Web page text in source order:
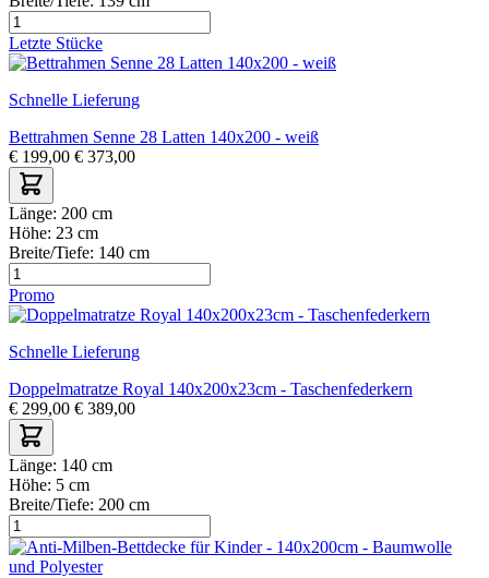
Letzte Stücke
Schnelle Lieferung
Bettrahmen Senne 28 Latten 140x200 - weiß
€ 199,00 € 373,00
Länge: 200 cm
Höhe: 23 cm
Breite/Tiefe: 140 cm
Promo
Schnelle Lieferung
Doppelmatratze Royal 140x200x23cm - Taschenfederkern
€ 299,00 € 389,00
Länge: 140 cm
Höhe: 5 cm
Breite/Tiefe: 200 cm